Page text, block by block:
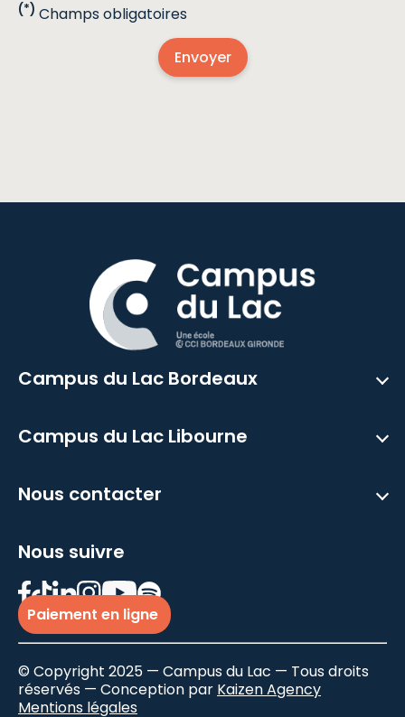
(*) Champs obligatoires
Envoyer
Campus du Lac Bordeaux
Campus du Lac Libourne
Nous contacter
Nous suivre
Paiement en ligne
© Copyright 2025 — Campus du Lac — Tous droits
réservés — Conception par Kaizen Agency
Mentions légales